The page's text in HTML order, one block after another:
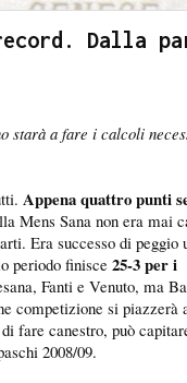
Dalla
starà a fare i calcoli
Appena quattro punti
Mens Sana non era mai
Era successo di peggio
periodo finisce 25-3 per i
Fanti e Venuto, ma
competizione si piazzerà
fare canestro, può
2008/09.